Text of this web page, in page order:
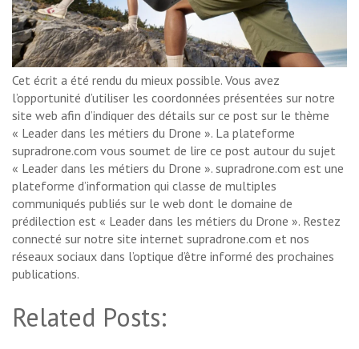
Cet écrit a été rendu du mieux possible. Vous avez
l’opportunité d’utiliser les coordonnées présentées sur notre
site web afin d’indiquer des détails sur ce post sur le thème
« Leader dans les métiers du Drone ». La plateforme
supradrone.com vous soumet de lire ce post autour du sujet
« Leader dans les métiers du Drone ». supradrone.com est une
plateforme d’information qui classe de multiples
communiqués publiés sur le web dont le domaine de
prédilection est « Leader dans les métiers du Drone ». Restez
connecté sur notre site internet supradrone.com et nos
réseaux sociaux dans l’optique d’être informé des prochaines
publications.
Related Posts: